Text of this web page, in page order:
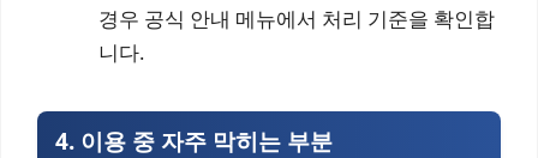
경우 공식 안내 메뉴에서 처리 기준을 확인합
니다.
4. 이용 중 자주 막히는 부분